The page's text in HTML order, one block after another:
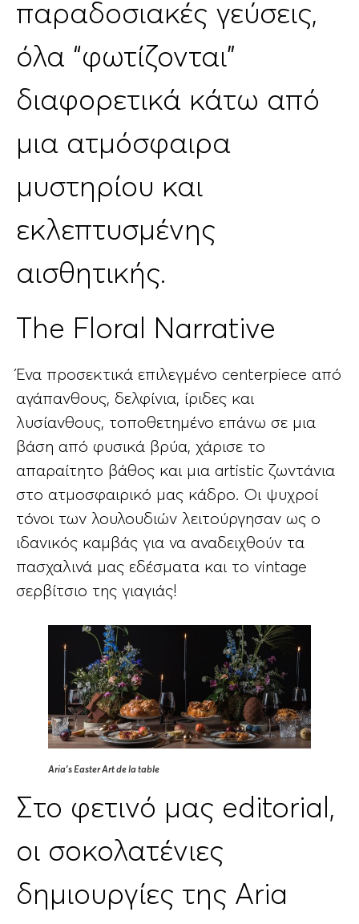
παραδοσιακές γεύσεις,
όλα “φωτίζονται”
διαφορετικά κάτω από
μια ατμόσφαιρα
μυστηρίου και
εκλεπτυσμένης
αισθητικής.
The Floral Narrative
Ένα προσεκτικά επιλεγμένο centerpiece από
αγάπανθους, δελφίνια, ίριδες και
λυσίανθους, τοποθετημένο επάνω σε μια
βάση από φυσικά βρύα, χάρισε το
απαραίτητο βάθος και μια artistic ζωντάνια
στο ατμοσφαιρικό μας κάδρο. Οι ψυχροί
τόνοι των λουλουδιών λειτούργησαν ως ο
ιδανικός καμβάς για να αναδειχθούν τα
πασχαλινά μας εδέσματα και το vintage
σερβίτσιο της γιαγιάς!
Aria’s Easter Art de la table
Στο φετινό μας editorial,
οι σοκολατένιες
δημιουργίες της Aria